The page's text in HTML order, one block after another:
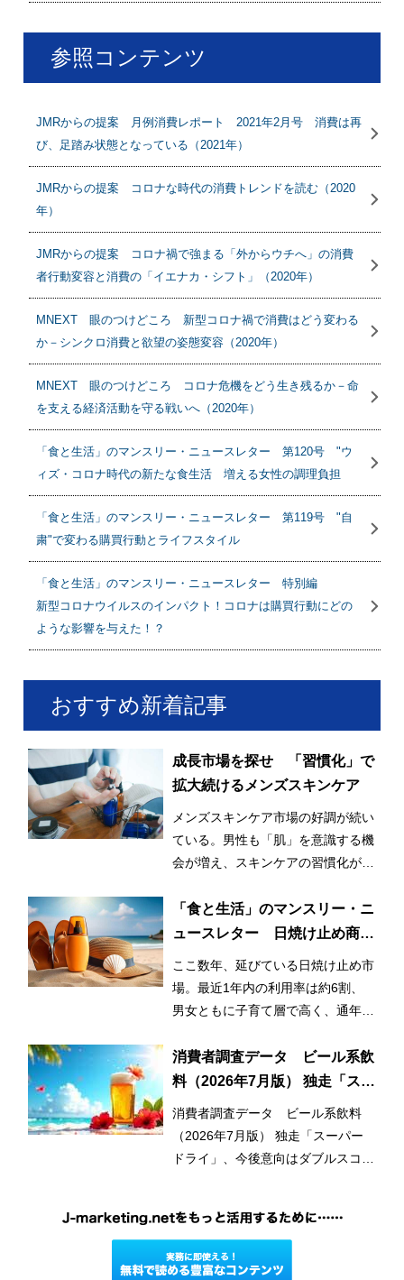
参照コンテンツ
JMRからの提案 月例消費レポート 2021年2月号 消費は再
び、足踏み状態となっている（2021年）
JMRからの提案 コロナな時代の消費トレンドを読む（2020
年）
JMRからの提案 コロナ禍で強まる「外からウチへ」の消費
者行動変容と消費の「イエナカ・シフト」（2020年）
MNEXT 眼のつけどころ 新型コロナ禍で消費はどう変わる
か－シンクロ消費と欲望の姿態変容（2020年）
MNEXT 眼のつけどころ コロナ危機をどう生き残るか－命
を支える経済活動を守る戦いへ（2020年）
「食と生活」のマンスリー・ニュースレター 第120号 "ウ
ィズ・コロナ時代の新たな食生活 増える女性の調理負担
「食と生活」のマンスリー・ニュースレター 第119号 "自
粛"で変わる購買行動とライフスタイル
「食と生活」のマンスリー・ニュースレター 特別編
新型コロナウイルスのインパクト！コロナは購買行動にどの
ような影響を与えた！？
おすすめ新着記事
成長市場を探せ 「習慣化」で
拡大続けるメンズスキンケア
メンズスキンケア市場の好調が続い
ている。男性も「肌」を意識する機
会が増え、スキンケアの習慣化が始
「食と生活」のマンスリー・ニ
ュースレター 日焼け止め商品
の利用率が3割増！ 日常的かつ
早期化・長期化する日焼け止め
市場
ここ数年、延びている日焼け止め市
場。最近1年内の利用率は約6割、
男女ともに子育て層で高く、通年利
とつの要因となっている。
消費者調査データ ビール系飲
料（2026年7月版） 独走「スー
パードライ」、今後意向はダブ
ルスコアに
消費者調査データ ビール系飲料
（2026年7月版） 独走「スーパー
ドライ」、今後意向はダブルスコア